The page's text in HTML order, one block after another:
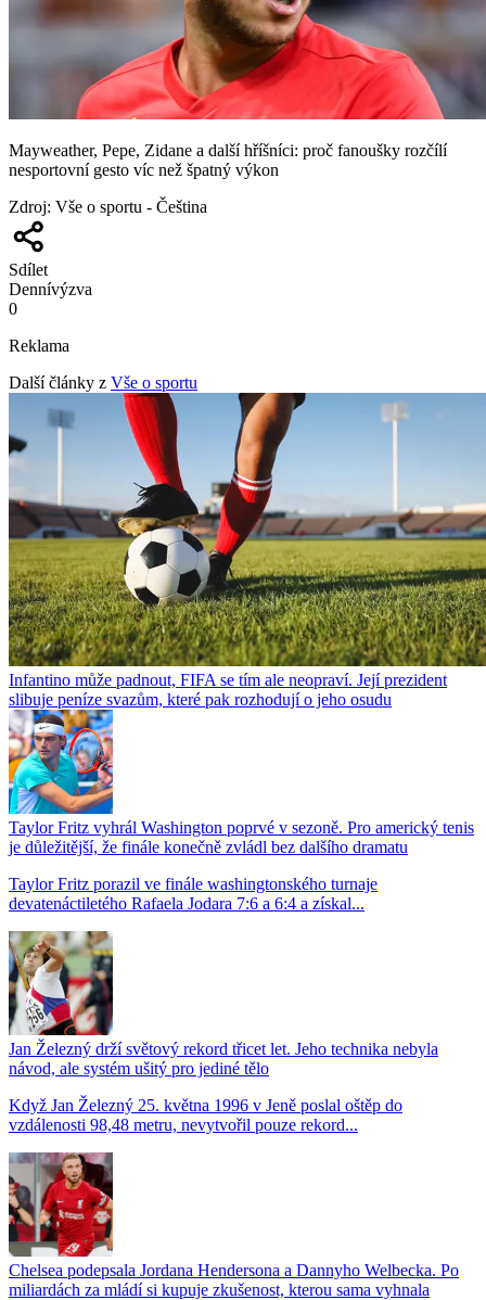
Mayweather, Pepe, Zidane a další hříšníci: proč fanoušky rozčílí
nesportovní gesto víc než špatný výkon
Zdroj: Vše o sportu - Čeština
Sdílet
Dennívýzva
0
Reklama
Další články z Vše o sportu
Infantino může padnout, FIFA se tím ale neopraví. Její prezident
slibuje peníze svazům, které pak rozhodují o jeho osudu
Taylor Fritz vyhrál Washington poprvé v sezoně. Pro americký tenis
je důležitější, že finále konečně zvládl bez dalšího dramatu
Taylor Fritz porazil ve finále washingtonského turnaje
devatenáctiletého Rafaela Jodara 7:6 a 6:4 a získal...
Jan Železný drží světový rekord třicet let. Jeho technika nebyla
návod, ale systém ušitý pro jediné tělo
Když Jan Železný 25. května 1996 v Jeně poslal oštěp do
vzdálenosti 98,48 metru, nevytvořil pouze rekord...
Chelsea podepsala Jordana Hendersona a Dannyho Welbecka. Po
miliardách za mládí si kupuje zkušenost, kterou sama vyhnala